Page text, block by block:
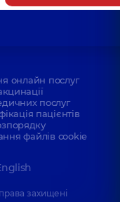
онлайн послуг
послуг
пацієнтів
файлів cookie
захищені